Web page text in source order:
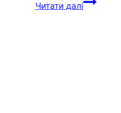
Читати далі